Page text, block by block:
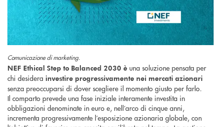
Comunicazione di marketing.
NEF Ethical Step to Balanced 2030 è una soluzione pensata per
chi desidera investire progressivamente nei mercati azionari
senza preoccuparsi di dover scegliere il momento giusto per farlo.
Il comparto prevede una fase iniziale interamente investita in
obbligazioni denominate in euro e, nell’arco di cinque anni,
incrementa progressivamente l’esposizione azionaria globale, con